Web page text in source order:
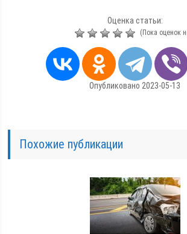
Оценка статьи:
(Пока оценок
Опубликовано 2023-05-13
Похожие публикации